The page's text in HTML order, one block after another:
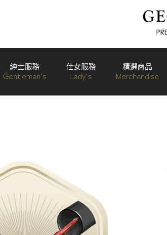
紳士服務
Gentleman’s
仕女服務
Lady’s
精選商品
Merchandise